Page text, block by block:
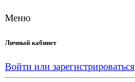
Меню
Личный кабинет
Войти или зарегистрироваться